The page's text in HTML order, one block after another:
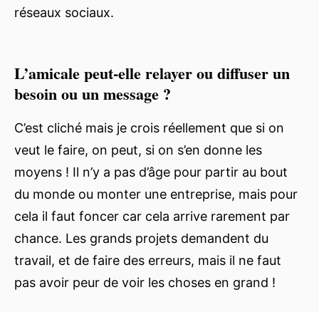
réseaux sociaux.
L’amicale peut-elle relayer ou diffuser un
besoin ou un message ?
C’est cliché mais je crois réellement que si on
veut le faire, on peut, si on s’en donne les
moyens ! Il n’y a pas d’âge pour partir au bout
du monde ou monter une entreprise, mais pour
cela il faut foncer car cela arrive rarement par
chance. Les grands projets demandent du
travail, et de faire des erreurs, mais il ne faut
pas avoir peur de voir les choses en grand !